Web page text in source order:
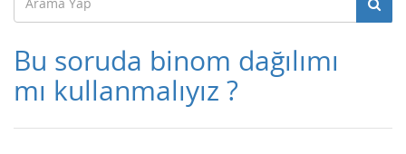
Bu soruda binom dağılımı
mı kullanmalıyız ?